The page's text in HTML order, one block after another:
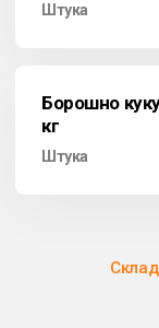
Штука
Борошно
кг
Штука